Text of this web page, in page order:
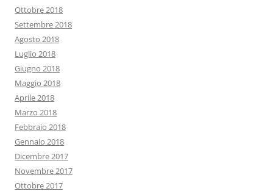
Ottobre 2018
Settembre 2018
Agosto 2018
Luglio 2018
Giugno 2018
Maggio 2018
Aprile 2018
Marzo 2018
Febbraio 2018
Gennaio 2018
Dicembre 2017
Novembre 2017
Ottobre 2017